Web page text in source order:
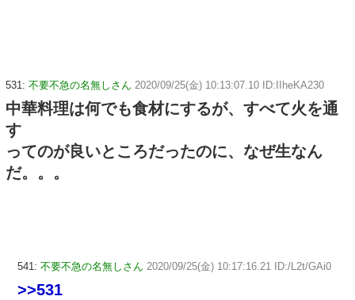
531: 不要不急の名無しさん 2020/09/25(金) 10:13:07.10 ID:IIheKA230
中華料理は何でも食材にするが、すべて火を通
す
ってのが良いところだったのに、なぜ生なん
だ。。。
541: 不要不急の名無しさん 2020/09/25(金) 10:17:16.21 ID:/L2t/GAi0
>>531